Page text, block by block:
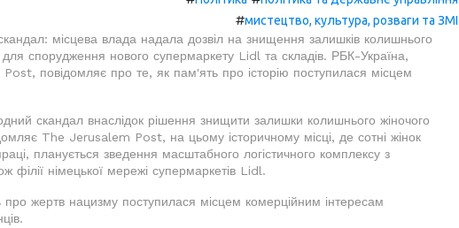
#мистецтво, культура, розваги та ЗМІ
місцева влада надала дозвіл на знищення залишків колишнього
для спорудження нового супермаркету Lidl та складів. РБК-Україна,
повідомляє про те, як пам'ять про історію поступилася місцем
скандал внаслідок рішення знищити залишки колишнього жіночого
The Jerusalem Post, на цьому історичному місці, де сотні жінок
планується зведення масштабного логістичного комплексу з
німецької мережі супермаркетів Lidl.
жертв нацизму поступилася місцем комерційним інтересам